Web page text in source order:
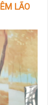
LÃO